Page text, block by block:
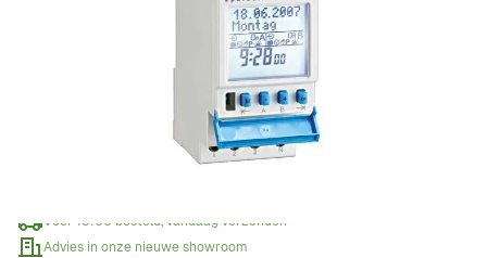
Offerte aanvragen
Wanneer een offerte aanvragen?
Voor 15:00 besteld, vandaag verzonden
Advies in onze nieuwe showroom